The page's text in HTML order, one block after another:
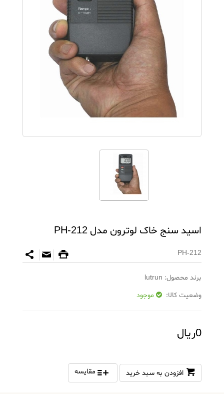
اسید سنج خاک لوترون مدل PH-212
PH-212
برند محصول: lutrun
وضعیت کالا:
موجود
0ریال
افزودن به سبد خرید مقایسه